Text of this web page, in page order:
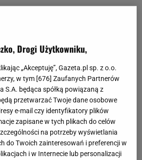
Drogi Użytkowniku,
„Akceptuję”, Gazeta.pl sp. z o.o.
w tym [ 676 ] Zaufanych Partnerów
S.A. będąca spółką powiązaną z
przetwarzać Twoje dane osobowe
e-mail czy identyfikatory plików
zapisane w tych plikach do celów
na potrzeby wyświetlania
do Twoich zainteresowań i preferencji w
i w Internecie lub personalizacji